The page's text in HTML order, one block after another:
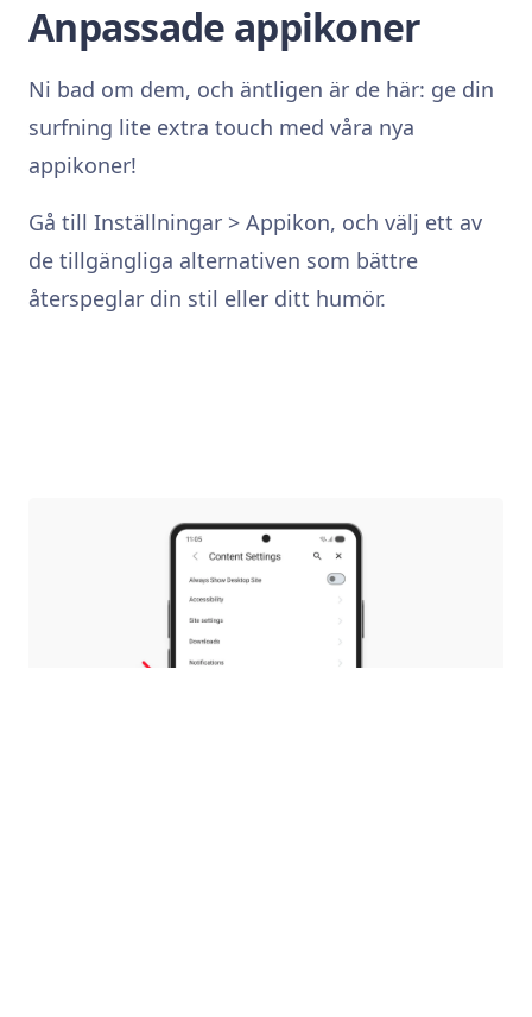
Anpassade appikoner
Ni bad om dem, och äntligen är de här: ge din
surfning lite extra touch med våra nya
appikoner!
Gå till Inställningar > Appikon, och välj ett av
de tillgängliga alternativen som bättre
återspeglar din stil eller ditt humör.